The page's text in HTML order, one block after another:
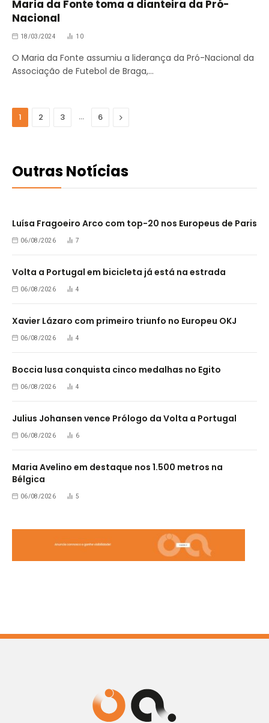
Maria da Fonte toma a dianteira da Pró-
Nacional
18/03/2024 10
O Maria da Fonte assumiu a liderança da Pró-Nacional da
Associação de Futebol de Braga,…
1 2 3 … 6 Seguinte
Outras Notícias
Luísa Fragoeiro Arco com top-20 nos Europeus de Paris
06/08/2026 7
Volta a Portugal em bicicleta já está na estrada
06/08/2026 4
Xavier Lázaro com primeiro triunfo no Europeu OKJ
06/08/2026 4
Boccia lusa conquista cinco medalhas no Egito
06/08/2026 4
Julius Johansen vence Prólogo da Volta a Portugal
06/08/2026 6
Maria Avelino em destaque nos 1.500 metros na
Bélgica
06/08/2026 5